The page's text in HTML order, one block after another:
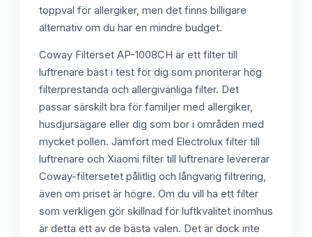
toppval för allergiker, men det finns billigare
alternativ om du har en mindre budget.
Coway Filterset AP-1008CH är ett filter till
luftrenare bäst i test för dig som prioriterar hög
filterprestanda och allergivänliga filter. Det
passar särskilt bra för familjer med allergiker,
husdjursägare eller dig som bor i områden med
mycket pollen. Jämfört med Electrolux filter till
luftrenare och Xiaomi filter till luftrenare levererar
Coway-filtersetet pålitlig och långvarig filtrering,
även om priset är högre. Om du vill ha ett filter
som verkligen gör skillnad för luftkvalitet inomhus
är detta ett av de bästa valen. Det är dock inte